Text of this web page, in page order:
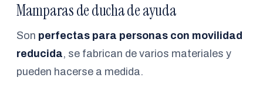
Mamparas de ducha de ayuda
Son perfectas para personas con movilidad
reducida, se fabrican de varios materiales y
pueden hacerse a medida.